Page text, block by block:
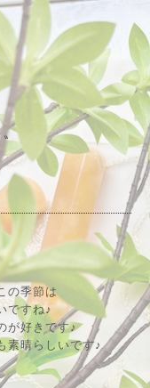
〟
の季節は
ですね♪
が好きです♪
素晴らしいです♪